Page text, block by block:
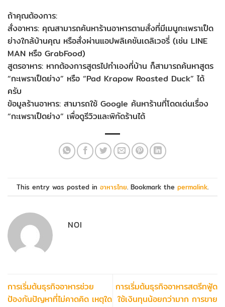
ถ้าคุณต้องการ:
สั่งอาหาร: คุณสามารถค้นหาร้านอาหารตามสั่งที่มีเมนูกะเพราเป็ด
ย่างใกล้บ้านคุณ หรือสั่งผ่านแอปพลิเคชันเดลิเวอรี่ (เช่น LINE
MAN หรือ GrabFood)
สูตรอาหาร: หากต้องการสูตรไปทำเองที่บ้าน ก็สามารถค้นหาสูตร
“กะเพราเป็ดย่าง” หรือ “Pad Krapow Roasted Duck” ได้
ครับ
ข้อมูลร้านอาหาร: สามารถใช้ Google ค้นหาร้านที่โดดเด่นเรื่อง
“กะเพราเป็ดย่าง” เพื่อดูรีวิวและพิกัดร้านได้
This entry was posted in อาหารไทย. Bookmark the permalink.
NOI
การเริ่มต้นธุรกิจอาหารช่วย
ป้องกันปัญหาที่ไม่คาดคิด เหตุใด
การเริ่มต้นธุรกิจอาหารสตรีทฟู้ด
ใช้เงินทุนน้อยกว่ามาก การขาย